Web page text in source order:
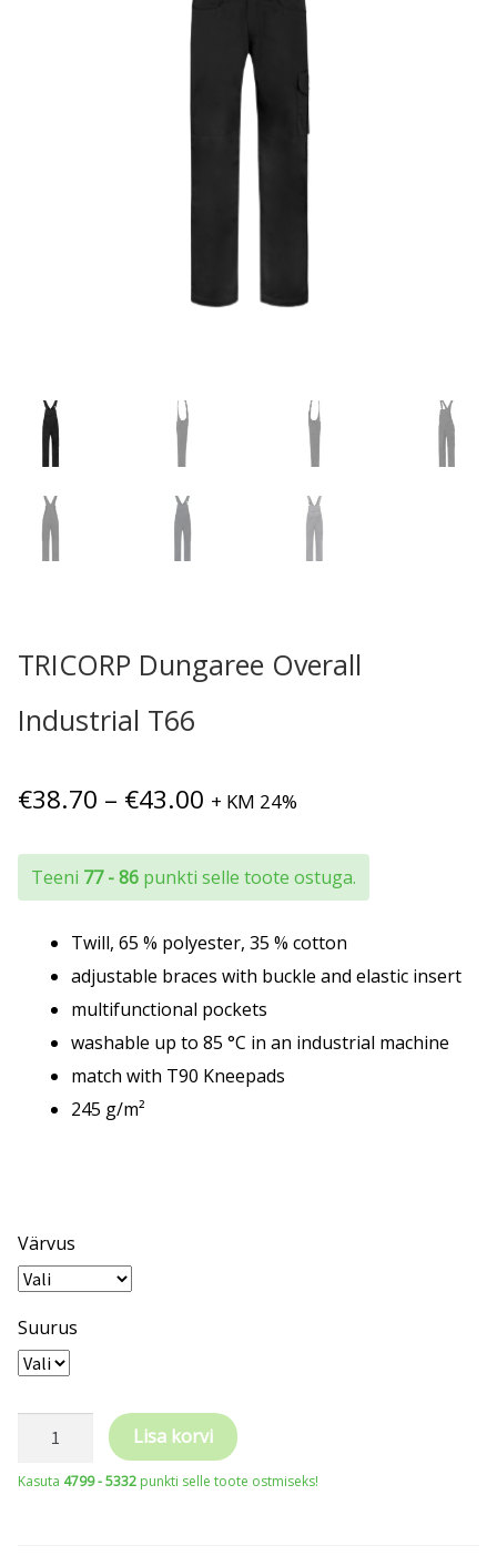
TRICORP Dungaree Overall
Industrial T66
€38.70 – €43.00 Hinnavahemik:
kuni
€43.00
+ KM 24%
Teeni 77 - 86 punkti selle toote ostuga.
Twill, 65 % polyester, 35 % cotton
adjustable braces with buckle and elastic insert
multifunctional pockets
washable up to 85 °C in an industrial machine
match with T90 Kneepads
245 g/m²
Värvus
Suurus
TRICORP
Lisa korvi
Kasuta 4799 - 5332 punkti selle toote ostmiseks!